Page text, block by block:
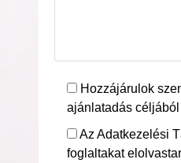
Hozzájárulok
ajánlatadás
Az Adatkezelési
foglaltakat